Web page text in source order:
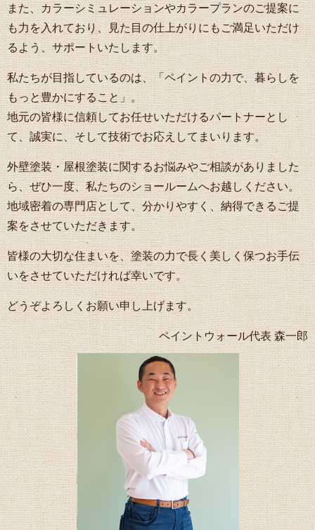
また、カラーシミュレーションやカラープランのご提案に
も力を入れており、見た目の仕上がりにもご満足いただけ
るよう、サポートいたします。
私たちが目指しているのは、「ペイントの力で、暮らしを
もっと豊かにすること」。
地元の皆様に信頼してお任せいただけるパートナーとし
て、誠実に、そして技術でお応えしてまいります。
外壁塗装・屋根塗装に関するお悩みやご相談がありました
ら、ぜひ一度、私たちのショールームへお越しください。
地域密着の専門店として、分かりやすく、納得できるご提
案をさせていただきます。
皆様の大切な住まいを、塗装の力で長く美しく保つお手伝
いをさせていただければ幸いです。
どうぞよろしくお願い申し上げます。
ペイントウォール代表 森一郎